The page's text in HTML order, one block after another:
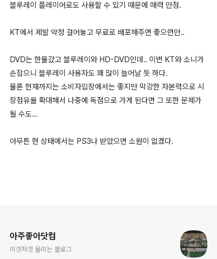
블루레이 플레이어로도 사용할 수 있기 때문에 매력 만점.
KT에서 제발 약정 걸어놓고 무료로 배포해주면 좋으련만..
DVD는 한물갔고 블루레이와 HD-DVD인데.. 이번 KT와 소니가
손잡으니 블루레이 사용자도 꽤 많이 늘어날 듯 하다.
물론 현재까지는 소비자입장에서는 좋지만 막강한 자본력으로 시
장점유율 확대해서 나중에 독점으로 가게 된다면 그 또한 문제가
될 수도...
아무튼 현 상태에서는 PS3나 받았으면 소원이 없겠다.
아주좋아닷컴
이것저것 올리는 블로그